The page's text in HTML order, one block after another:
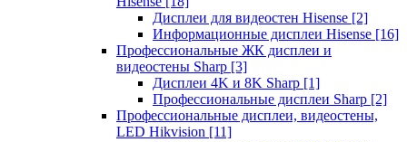
Дисплеи для видеостен Hisense [2]
Информационные дисплеи Hisense [16]
Профессиональные ЖК дисплеи и
видеостены Sharp [3]
Дисплеи 4K и 8K Sharp [1]
Профессиональные дисплеи Sharp [2]
Профессиональные дисплеи, видеостены,
LED Hikvision [11]